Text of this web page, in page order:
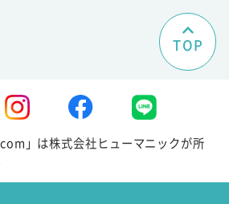
TOP
」は株式会社ヒューマニックが所